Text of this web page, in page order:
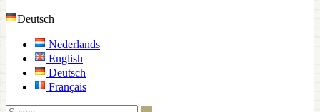
Deutsch
Nederlands
English
Deutsch
Français